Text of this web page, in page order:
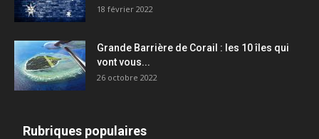
18 février 2022
Grande Barrière de Corail : les 10 îles qui
vont vous...
26 octobre 2022
Rubriques populaires